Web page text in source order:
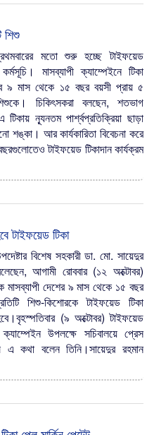
শিশু
মতো শুরু হচ্ছে টাইফয়েড
কর্মসূচি। মাসব্যাপী ক্যাম্পেইনে টিকা
৯ মাস থেকে ১৫ বছর বয়সী প্রায় ৫
চিকিৎসকরা বলছেন, শতভাগ
টিকায় ন্যূনতম পার্শ্বপ্রতিক্রিয়া ছাড়া
শঙ্কা। আর কার্যকারিতা বিবেচনা করে
টাইফয়েড টিকাদান কার্যক্রম
টাইফয়েড টিকা
বিশেষ সহকারী ডা. মো. সায়েদুর
আগামী রোববার (১২ অক্টোবর)
দেশের ৯ মাস থেকে ১৫ বছর
শিশু-কিশোরকে টাইফয়েড টিকা
(৯ অক্টোবর) টাইফয়েড
ক্যাম্পেইন উপলক্ষে সচিবালয়ে প্রেস
এ কথা বলেন তিনি।সায়েদুর রহমান